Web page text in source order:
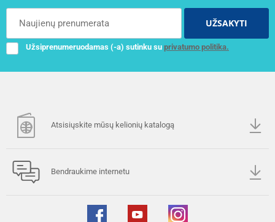
UŽSAKYTI
Užsiprenumeruodamas (-a) sutinku su privatumo politika.
Atsisiųskite mūsų kelionių katalogą
Bendraukime internetu